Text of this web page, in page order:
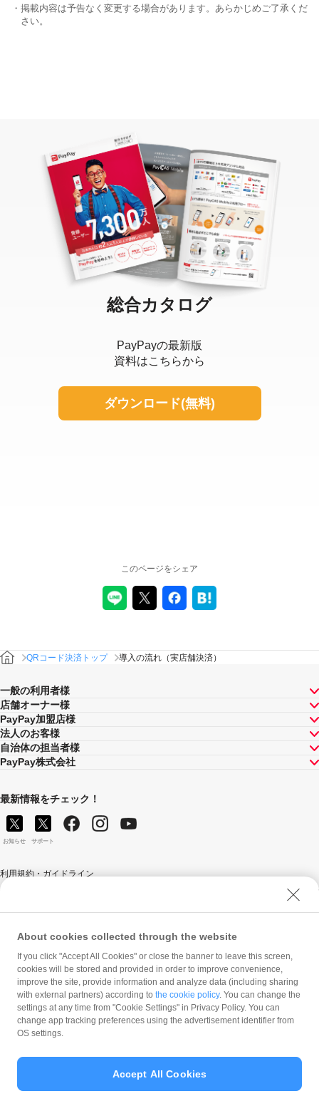
・掲載内容は予告なく変更する場合があります。あらかじめご了承くだ
さい。
総合カタログ
PayPayの最新版
資料はこちらから
ダウンロード(無料)
このページをシェア
QRコード決済トップ 導入の流れ（実店舗決済）
一般の利用者様
店舗オーナー様
PayPay加盟店様
法人のお客様
自治体の担当者様
PayPay株式会社
最新情報をチェック！
お知らせ サポート
利用規約・ガイドライン
ソフトバンク人権ポリシー
PayPay Code of Ethics & Business Conduct
プライバシーポリシー
ユーザープライバシーについて
ユーザーセキュリティについて
ウェブサイト利用規約
反社会的勢力に対する方針
カスタマーハラスメントに関する当社の考え方
About cookies collected through the website
If you click "Accept All Cookies" or close the banner to leave this screen,
cookies will be stored and provided in order to improve convenience,
improve the site, provide information and analyze data (including sharing
with external partners) according to the cookie policy. You can change the
settings at any time from "Cookie Settings" in Privacy Policy. You can
change app tracking preferences using the advertisement identifier from
OS settings.
Accept All Cookies